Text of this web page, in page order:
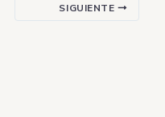
SIGUIENTE